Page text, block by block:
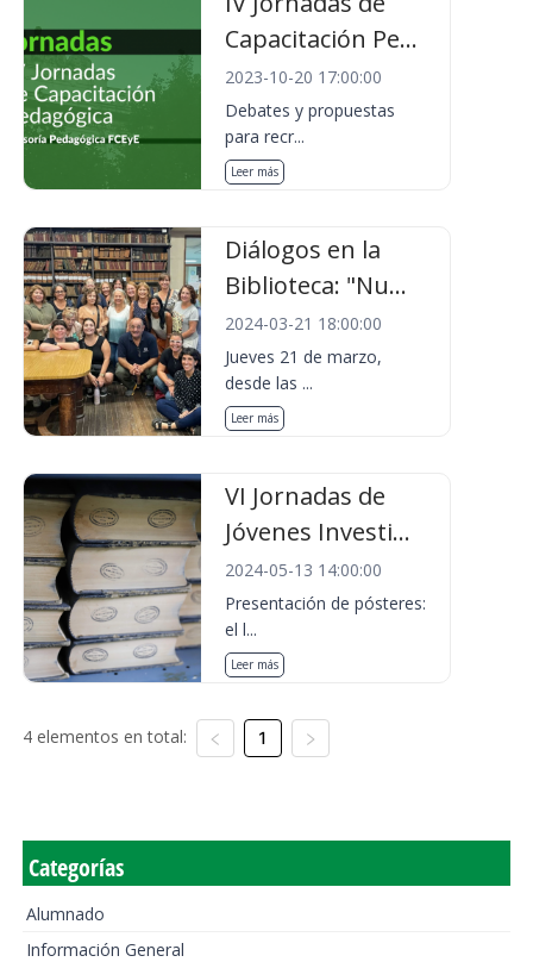
Capacitación Pe...
2023-10-20 17:00:00
Debates y propuestas
para recr...
Leer más
Diálogos en la
Biblioteca: "Nu...
2024-03-21 18:00:00
Jueves 21 de marzo,
desde las ...
Leer más
VI Jornadas de
Jóvenes Investi...
2024-05-13 14:00:00
Presentación de pósteres:
el l...
Leer más
4 elementos en total: 1
Categorías
Alumnado
Información General